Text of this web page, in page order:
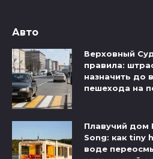
Авто
Верховный
правила:
назначить до
пешехода на
Плавучий дом
Song: как tiny
воде